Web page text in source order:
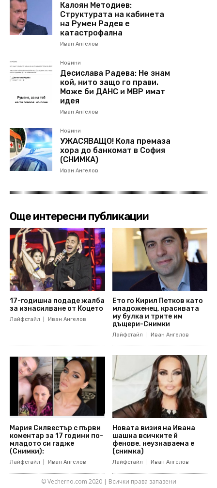
Калоян Методиев:
Структурата на кабинета
на Румен Радев е
катастрофална
Иван Ангелов
Новини
Десислава Радева: Не знам
кой, нито защо го прави.
Може би ДАНС и МВР имат
идея
Иван Ангелов
Новини
УЖАСЯВАЩО! Кола премаза
хора до банкомат в София
(СНИМКА)
Иван Ангелов
Още интересни публикации
17-годишна подаде жалба
за изнасилване от Коцето
Лайфстайл Иван Ангелов
Ето го Кирил Петков като
младоженец, красивата
му булка и трите им
дъщери-Снимки
Лайфстайл Иван Ангелов
Мария Силвестър с първи
коментар за 17 години по-
младото си гадже
(Снимки):
Лайфстайл Иван Ангелов
Новата визия на Ивана
шашна всичките й
фенове, неузнаваема е
(снимка)
Лайфстайл Иван Ангелов
© Vecherno.com 2020 | Всички права запазени